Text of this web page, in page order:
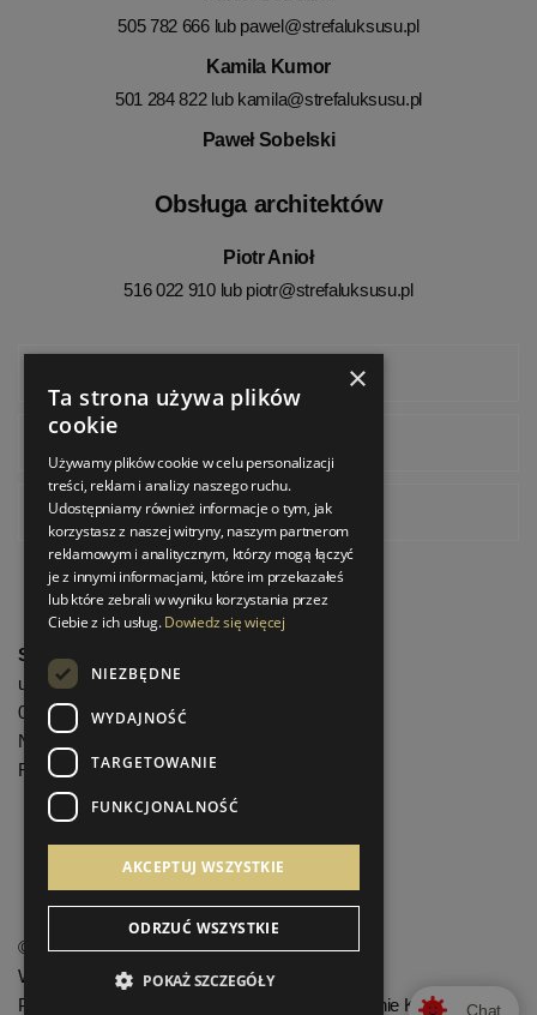
505 782 666 lub pawel@strefaluksusu.pl
Kamila Kumor
501 284 822 lub kamila@strefaluksusu.pl
Paweł Sobelski
Obsługa architektów
Piotr Anioł
516 022 910 lub piotr@strefaluksusu.pl
Pinterest
StrefaLuksusu.pl
ul. Bartycka 24/26 Pawilon 227
00-716 Warszawa
NIP: 8251972213
REGON: 06035139
Menu informacyjne
©
StrefaLuksusu.pl
Wszelkie prawa zastrzeżone
Projekt graficzny KQSDesign.pl
Oprogramowanie KQS.storeChat
×
Ta strona używa plików
cookie
Używamy plików cookie w celu personalizacji
treści, reklam i analizy naszego ruchu.
Udostępniamy również informacje o tym, jak
korzystasz z naszej witryny, naszym partnerom
reklamowym i analitycznym, którzy mogą łączyć
je z innymi informacjami, które im przekazałeś
lub które zebrali w wyniku korzystania przez
Ciebie z ich usług.Dowiedz się więcej
NIEZBĘDNE
WYDAJNOŚĆ
TARGETOWANIE
FUNKCJONALNOŚĆ
AKCEPTUJ WSZYSTKIE
ODRZUĆ WSZYSTKIE
POKAŻ SZCZEGÓŁY